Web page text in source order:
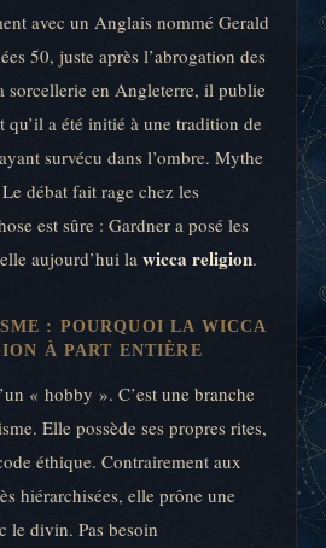
avec un Anglais nommé Gerald
50, juste après l’abrogation des
sorcellerie en Angleterre, il publie
qu’il a été initié à une tradition de
survécu dans l’ombre. Mythe
débat fait rage chez les
est sûre : Gardner a posé les
aujourd’hui la wicca religion.
: POURQUOI LA WICCA
À PART ENTIÈRE
« hobby ». C’est une branche
Elle possède ses propres rites,
éthique. Contrairement aux
hiérarchisées, elle prône une
le divin. Pas besoin